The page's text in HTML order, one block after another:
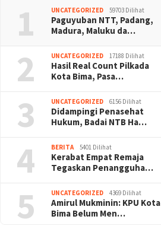
1 UNCATEGORIZED 59703 Dilihat
Paguyuban NTT, Padang,
Madura, Maluku da…
2 UNCATEGORIZED 17188 Dilihat
Hasil Real Count Pilkada
Kota Bima, Pasa…
3 UNCATEGORIZED 6156 Dilihat
Didampingi Penasehat
Hukum, Badai NTB Ha…
4 BERITA 5401 Dilihat
Kerabat Empat Remaja
Tegaskan Penangguha…
5 UNCATEGORIZED 4369 Dilihat
Amirul Mukminin: KPU Kota
Bima Belum Men…